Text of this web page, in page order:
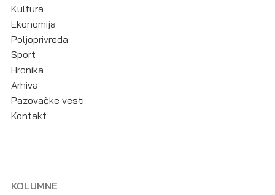
Kultura
Ekonomija
Poljoprivreda
Sport
Hronika
Arhiva
Pazovačke vesti
Kontakt
KOLUMNE